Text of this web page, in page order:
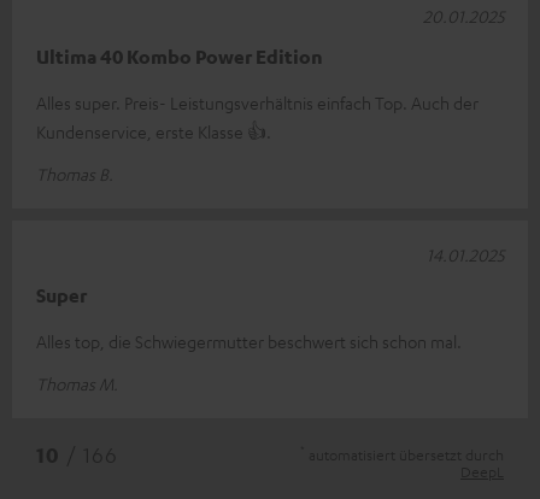
Ultima 40 Kombo Power Edition
Alles super. Preis- Leistungsverhältnis einfach Top. Auch der
Kundenservice, erste Klasse 👍.
Thomas B.
20.01.2025
Super
Alles top, die Schwiegermutter beschwert sich schon mal.
Thomas M.
14.01.2025